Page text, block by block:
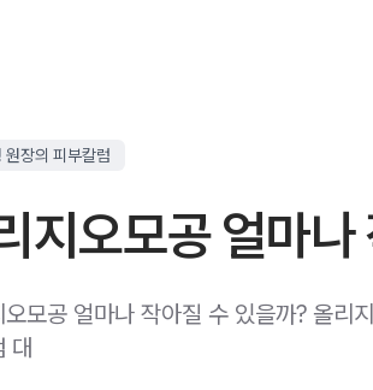
원장의 피부칼럼
지오모공 얼마
오모공 얼마나 작아질 수 있을까? 올리
대